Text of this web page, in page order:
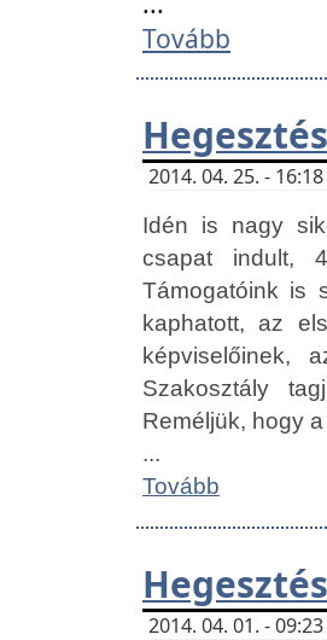
Tovább
2014. 04. 25. -
Idén is nagy
csapat indult,
Támogatóink is
kaphatott, az
képviselőinek,
Szakosztály
Reméljük, hogy
...
Tovább
2014. 04. 01. -